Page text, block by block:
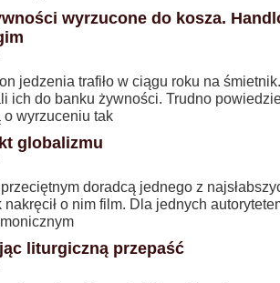
wyrzucone do kosza.
jedzenia trafiło w ciągu roku na
ich do banku żywności. Trudno
o wyrzuceniu tak
globalizmu
przeciętnym doradcą jednego z
nakręcił o nim film. Dla jednych
liturgiczną przepaść